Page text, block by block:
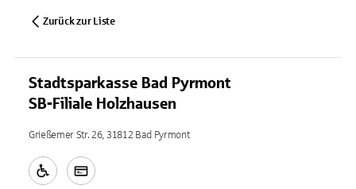
Zurück zur Liste
Stadtsparkasse Bad Pyrmont
SB-Filiale Holzhausen
Grießemer Str. 26, 31812 Bad Pyrmont